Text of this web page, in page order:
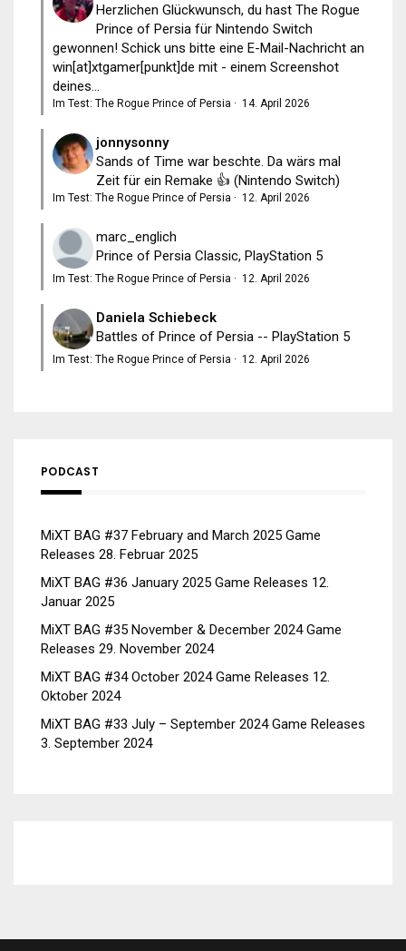
Herzlichen Glückwunsch, du hast The Rogue
Prince of Persia für Nintendo Switch
gewonnen! Schick uns bitte eine E-Mail-Nachricht an
win[at]xtgamer[punkt]de mit - einem Screenshot
deines...
Im Test: The Rogue Prince of Persia · 14. April 2026
jonnysonny
Sands of Time war beschte. Da wärs mal
Zeit für ein Remake 👍 (Nintendo Switch)
Im Test: The Rogue Prince of Persia · 12. April 2026
marc_englich
Prince of Persia Classic, PlayStation 5
Im Test: The Rogue Prince of Persia · 12. April 2026
Daniela Schiebeck
Battles of Prince of Persia -- PlayStation 5
Im Test: The Rogue Prince of Persia · 12. April 2026
PODCAST
MiXT BAG #37 February and March 2025 Game
Releases 28. Februar 2025
MiXT BAG #36 January 2025 Game Releases 12.
Januar 2025
MiXT BAG #35 November & December 2024 Game
Releases 29. November 2024
MiXT BAG #34 October 2024 Game Releases 12.
Oktober 2024
MiXT BAG #33 July – September 2024 Game Releases
3. September 2024